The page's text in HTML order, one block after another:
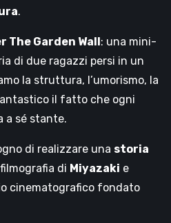
.
The Garden Wall : una mini-
di due ragazzi persi in un
la struttura, l’umorismo, la
il fatto che ogni
a sé stante.
di realizzare una storia
di Miyazaki e
cinematografico fondato